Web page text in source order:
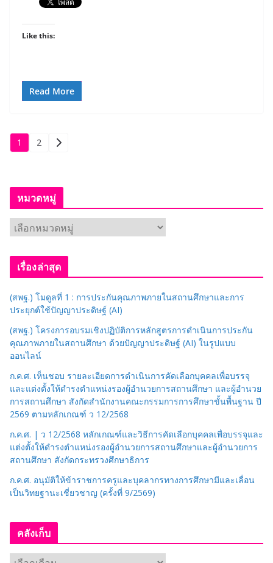
Like this:
Read More
Posts
1 2
หมวดหมู่
ม
ว
มู่
เรื่องล่าสุด
(สพฐ.) โมดูลที่ 1 : การประกันคุณภาพภายในสถานศึกษาและการ
ประยุกต์ใช้ปัญญาประดิษฐ์ (AI)
(สพฐ.) โครงการอบรมเชิงปฏิบัติการหลักสูตรการดำเนินการประกัน
คุณภาพภายในสถานศึกษา ด้วยปัญญาประดิษฐ์ (AI) ในรูปแบบ
ออนไลน์
ก.ค.ศ. เห็นชอบ รายละเอียดการดำเนินการคัดเลือกบุคคลเพื่อบรรจุ
และแต่งตั้งให้ดำรงตำแหน่งรองผู้อำนวยการสถานศึกษา และผู้อำนวย
การสถานศึกษา สังกัดสำนักงานคณะกรรมการการศึกษาขั้นพื้นฐาน ปี
2569 ตามหลักเกณฑ์ ว 12/2568
ก.ค.ศ. | ว 12/2568 หลักเกณฑ์และวิธีการคัดเลือกบุคคลเพื่อบรรจุและ
แต่งตั้งให้ดำรงตำแหน่งรองผู้อำนวยการสถานศึกษาและผู้อำนวยการ
สถานศึกษา สังกัดกระทรวงศึกษาธิการ
ก.ค.ศ. อนุมัติให้ข้าราชการครูและบุคลากรทางการศึกษามีและเลื่อน
เป็นวิทยฐานะเชี่ยวชาญ (ครั้งที่ 9/2569)
คลังเก็บ